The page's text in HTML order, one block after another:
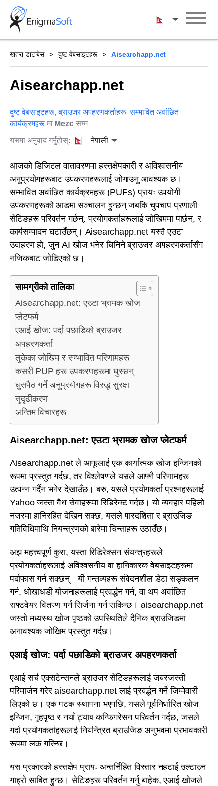
Skip
content
नेपाली
खतरा डाटाबेस दुष्ट वेबसाइटहरू Aisearchapp.net
Aisearchapp.net
दुष्ट वेबसाइटहरू,ब्राउजर अपहरणकर्ताहरू,सम्भावित अवांछित
कार्यक्रमहरू मा Mezo सम्म
यसमा अनुवाद गर्नुहोस्:
नेपाली
आजको डिजिटल वातावरणमा हस्तक्षेपकारी र अविश्वसनीय
अनुप्रयोगहरूबाट उपकरणहरूलाई जोगाउनु आवश्यक छ।
सम्भावित अवांछित कार्यक्रमहरू (PUPs) प्रायः उपयोगी
उपकरणहरूको आडमा सञ्चालन हुन्छन् जबकि चुपचाप प्रणाली
सेटिङहरू परिवर्तन गर्छन्, प्रयोगकर्ताहरूलाई जोखिममा पार्छन्, र
कार्यसम्पादन घटाउँछन्। Aisearchapp.net यस्तै एउटा
उदाहरण हो, जुन AI खोज भनेर चिनिने ब्राउजर अपहरणकर्तासँग
नजिकबाट जोडिएको छ।
सामग्रीको तालिका
Aisearchapp.net: एउटा भ्रामक खोज
प्लेटफर्म
एआई खोज: पर्दा पछाडिको ब्राउजर
अपहरणकर्ता
लुकेका जोखिम र सम्भावित परिणामहरू
कसरी PUP हरू उपकरणहरूमा घुस्छन्
घुसपैठ गर्ने अनुप्रयोगहरू विरुद्ध सुरक्षा
सुदृढीकरण
अन्तिम विचारहरू
Aisearchapp.net: एउटा भ्रामक खोज प्लेटफर्म
Aisearchapp.net ले आफूलाई एक कार्यात्मक खोज इन्जिनको
रूपमा प्रस्तुत गर्दछ, तर विश्लेषणले यसले आफ्नै परिणामहरू
उत्पन्न गर्दैन भनेर देखाउँछ। बरु, यसले प्रयोगकर्ता प्रश्नहरूलाई
Yahoo जस्ता वैध सेवाहरूमा रिडिरेक्ट गर्दछ। यो व्यवहार पहिलो
नजरमा हानिरहित देखिन सक्छ, यसले पारदर्शिता र ब्राउजिङ
गतिविधिमाथि नियन्त्रणको बारेमा चिन्ताहरू उठाउँछ।
अझ महत्त्वपूर्ण कुरा, यस्ता रिडिरेक्सन संयन्त्रहरूले
प्रयोगकर्ताहरूलाई अविश्वसनीय वा हानिकारक वेबसाइटहरूमा
पर्दाफास गर्न सक्छन्। यी गन्तव्यहरू संवेदनशील डेटा सङ्कलन
गर्न, धोखाधडी योजनाहरूलाई प्रवर्द्धन गर्न, वा थप अवांछित
सफ्टवेयर वितरण गर्न सिर्जना गर्न सकिन्छ। aisearchapp.net
जस्तो मध्यस्थ खोज पृष्ठको उपस्थितिले दैनिक ब्राउजिङमा
अनावश्यक जोखिम प्रस्तुत गर्दछ।
एआई खोज: पर्दा पछाडिको ब्राउजर अपहरणकर्ता
एआई सर्च एक्सटेन्सनले ब्राउजर सेटिङहरूलाई जबरजस्ती
परिमार्जन गरेर aisearchapp.net लाई प्रवर्द्धन गर्ने जिम्मेवारी
लिएको छ। एक पटक स्थापना भएपछि, यसले पूर्वनिर्धारित खोज
इन्जिन, गृहपृष्ठ र नयाँ ट्याब कन्फिगरेसन परिवर्तन गर्दछ, जसले
गर्दा प्रयोगकर्ताहरूलाई नियन्त्रित ब्राउजिङ अनुभवमा प्रभावकारी
रूपमा लक गरिन्छ।
यस प्रकारको हस्तक्षेप प्रायः अन्तर्निहित विस्तार नहटाई उल्टाउन
गाह्रो साबित हुन्छ। सेटिङहरू परिवर्तन गर्नु बाहेक, एआई खोजले